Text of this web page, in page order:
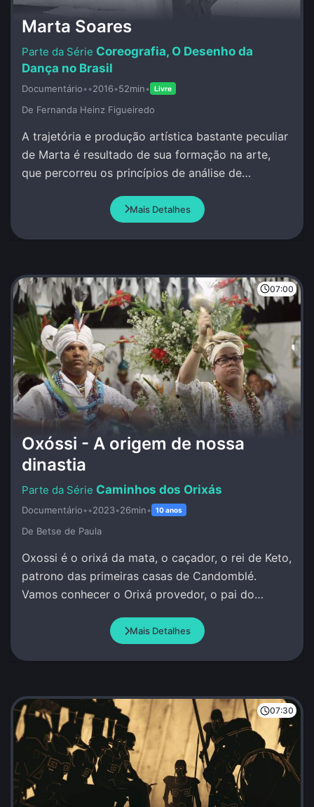
Marta Soares
Coreografia, O Desenho da
Dança no Brasil
Documentário••2016•52min• Livre
De Fernanda Heinz Figueiredo
A trajetória e produção artística bastante peculiar
de Marta é resultado de sua formação na arte,
que percorreu os princípios de análise de
Mais Detalhes
07:00
Oxóssi - A origem de nossa
dinastia
Caminhos dos Orixás
Documentário••2023•26min• 10 anos
De Betse de Paula
Oxossi é o orixá da mata, o caçador, o rei de Keto,
patrono das primeiras casas de Candomblé.
Vamos conhecer o Orixá provedor, o pai do
Mais Detalhes
07:30